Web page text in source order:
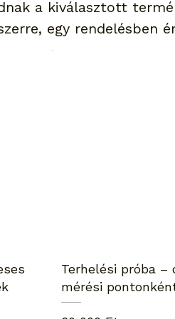
a kiválasztott
egy rendelésben
Terhelési próba –
mérési